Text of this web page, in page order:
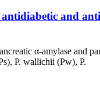
and
α-amylase and
P. wallichii (Pw), P.